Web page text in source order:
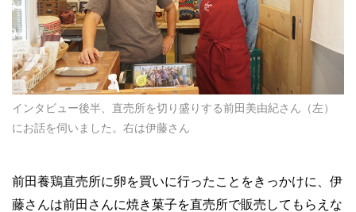
インタビュー後半、直売所を切り盛りする前田美由紀さん（左）
にお話を伺いました。右は伊藤さん
前田養鶏直売所に卵を買いに行ったことをきっかけに、伊
藤さんは前田さんに焼き菓子を直売所で販売してもらえな